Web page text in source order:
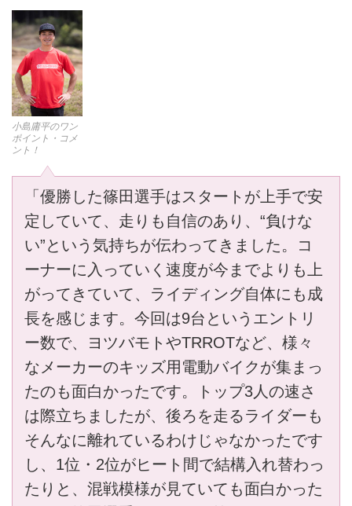
小島庸平のワン
ポイント・コメ
ント！
「優勝した篠田選手はスタートが上手で安
定していて、走りも自信のあり、“負けな
い”という気持ちが伝わってきました。コ
ーナーに入っていく速度が今までよりも上
がってきていて、ライディング自体にも成
長を感じます。今回は9台というエントリ
ー数で、ヨツバモトやTRROTなど、様々
なメーカーのキッズ用電動バイクが集まっ
たのも面白かったです。トップ3人の速さ
は際立ちましたが、後ろを走るライダーも
そんなに離れているわけじゃなかったです
し、1位・2位がヒート間で結構入れ替わっ
たりと、混戦模様が見ていても面白かった